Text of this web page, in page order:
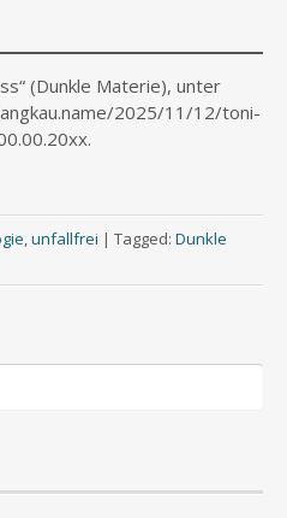
(Dunkle Materie), unter
2025/11/12/toni-
,unfallfrei | Tagged: Dunkle